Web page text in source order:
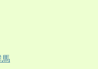
馬